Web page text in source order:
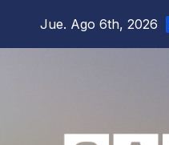
Jue. Ago 6th, 2026